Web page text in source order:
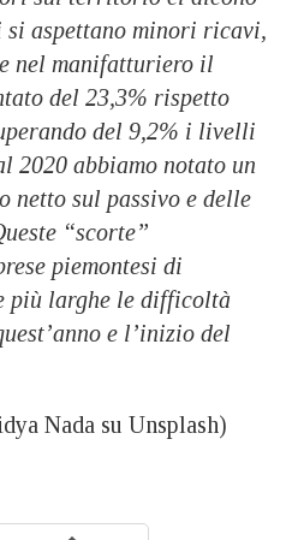
si aspettano minori ricavi,
nel manifatturiero il
del 23,3% rispetto
del 9,2% i livelli
2020 abbiamo notato un
netto sul passivo e delle
“scorte”
piemontesi di
più larghe le difficoltà
e l’inizio del
Nada su Unsplash)